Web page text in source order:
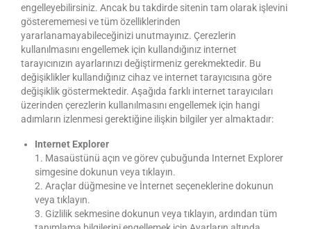
engelleyebilirsiniz. Ancak bu takdirde sitenin tam olarak işlevini
gösterememesi ve tüm özelliklerinden
yararlanamayabileceğinizi unutmayınız. Çerezlerin
kullanılmasını engellemek için kullandığınız internet
tarayıcınızın ayarlarınızı değiştirmeniz gerekmektedir. Bu
değişiklikler kullandığınız cihaz ve internet tarayıcısına göre
değişiklik göstermektedir. Aşağıda farklı internet tarayıcıları
üzerinden çerezlerin kullanılmasını engellemek için hangi
adımların izlenmesi gerektiğine ilişkin bilgiler yer almaktadır:
Internet Explorer
1. Masaüstünü açın ve görev çubuğunda Internet Explorer
simgesine dokunun veya tıklayın.
2. Araçlar düğmesine ve İnternet seçeneklerine dokunun
veya tıklayın.
3. Gizlilik sekmesine dokunun veya tıklayın, ardından tüm